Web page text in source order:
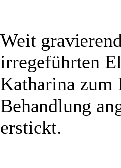
Weit
irregeführten
Katharina zum
Behandlung
erstickt.